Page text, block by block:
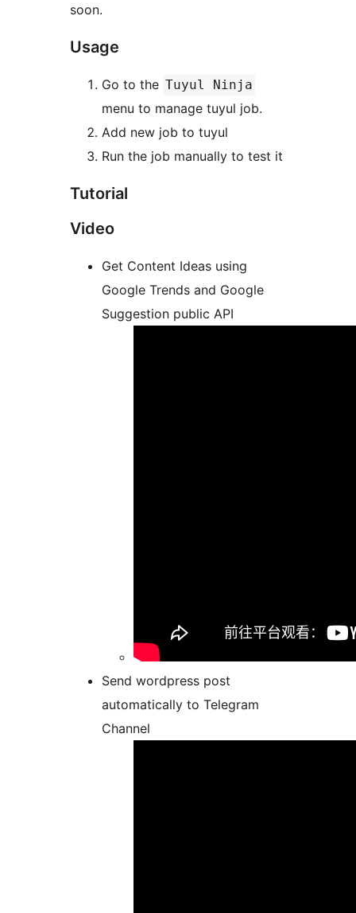
soon.
Usage
Go to the Tuyul Ninja
menu to manage tuyul job.
Add new job to tuyul
Run the job manually to test it
Tutorial
Video
Get Content Ideas using
Google Trends and Google
Suggestion public API
Send wordpress post
automatically to Telegram
Channel